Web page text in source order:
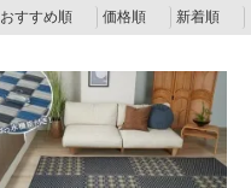
おすすめ順 価格順 新着順